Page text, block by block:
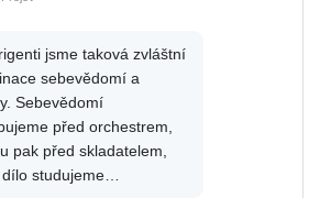
jsme taková zvláštní
sebevědomí a
Sebevědomí
před orchestrem,
pak před skladatelem,
studujeme…